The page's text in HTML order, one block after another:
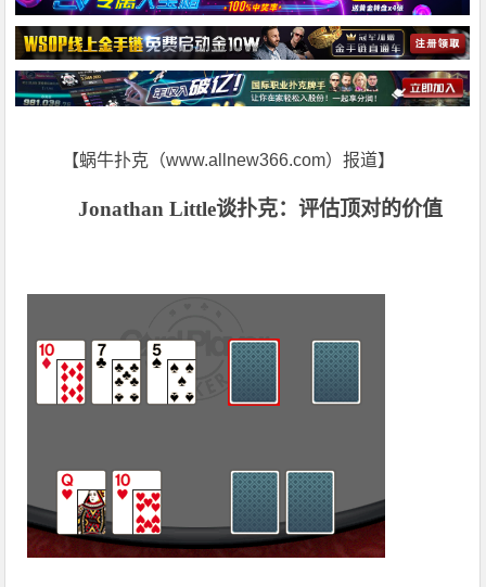
【蜗牛扑克（www.allnew366.com）报道】
Jonathan Little谈扑克：评估顶对的价值